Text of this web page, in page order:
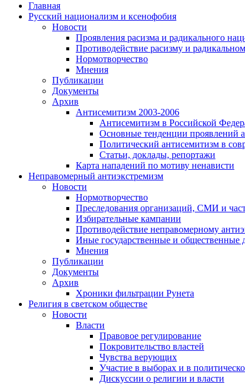
Главная
Русский национализм и ксенофобия
Новости
Проявления расизма и радикального
Противодействие расизму и
Нормотворчество
Мнения
Публикации
Документы
Архив
Антисемитизм 2003-2006
Антисемитизм в Российской
Основные тенденции проявлений
Политический антисемитизм в
Статьи, доклады, репортажи
Карта нападений по мотиву ненависти
Неправомерный антиэкстремизм
Новости
Нормотворчество
Преследования организаций, СМИ и
Избирательные кампании
Противодействие неправомерному
Иные государственные и общественные
Мнения
Публикации
Документы
Архив
Хроники фильтрации Рунета
Религия в светском обществе
Новости
Власти
Правовое регулирование
Покровительство властей
Чувства верующих
Участие в выборах и в
Дискуссии о религии и власти